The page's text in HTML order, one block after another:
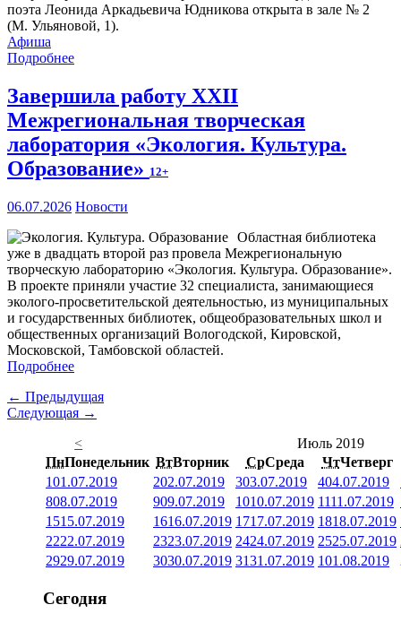
поэта Леонида Аркадьевича Юдникова открыта в зале № 2
(М. Ульяновой, 1).
Афиша
Подробнее
Завершила работу XXII
Межрегиональная творческая
лаборатория «Экология. Культура.
Образование» 12+
06.07.2026 Новости
Областная библиотека
уже в двадцать второй раз провела Межрегиональную
творческую лабораторию «Экология. Культура. Образование».
В проекте приняли участие 32 специалиста, занимающиеся
эколого-просветительской деятельностью, из муниципальных
и государственных библиотек, общеобразовательных школ и
общественных организаций Вологодской, Кировской,
Московской, Тамбовской областей.
Подробнее
← Предыдущая
Следующая →
<
Июль 2019
ПнПонедельник ВтВторник СрСреда ЧтЧетверг
101.07.2019 202.07.2019 303.07.2019 404.07.2019
808.07.2019 909.07.2019 1010.07.2019 1111.07.2019
1515.07.2019 1616.07.2019 1717.07.2019 1818.07.2019
2222.07.2019 2323.07.2019 2424.07.2019 2525.07.2019
2929.07.2019 3030.07.2019 3131.07.2019 101.08.2019
Сегодня